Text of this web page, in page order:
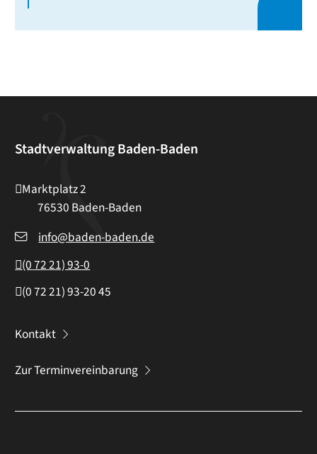
Stadtverwaltung Baden-Baden
Marktplatz 2
76530 Baden-Baden
info@baden-baden.de
(07221) 93-0
(07221) 93-2045
Kontakt
Zur Terminvereinbarung